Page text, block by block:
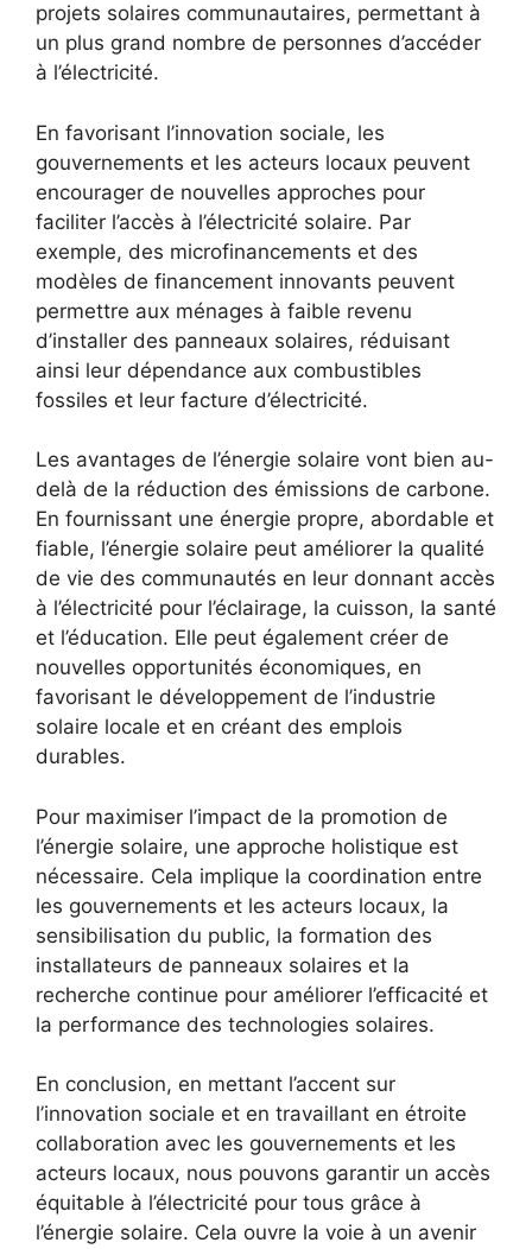
projets solaires communautaires, permettant​ à
un plus⁣ grand nombre de personnes d’accéder
à l’électricité.
En favorisant l’innovation sociale, les
gouvernements et les acteurs locaux peuvent
encourager de nouvelles approches pour
faciliter l’accès à l’électricité ⁤solaire.‍ Par
exemple, des microfinancements et des
modèles de financement‍ innovants peuvent
permettre ⁤aux ménages à faible revenu
d’installer des panneaux solaires, réduisant
ainsi leur dépendance aux combustibles
fossiles et leur facture d’électricité.
Les avantages de l’énergie solaire vont bien​ au-
delà de la réduction des émissions ‌de carbone.⁤
En ‌fournissant une énergie propre, abordable et
fiable, l’énergie solaire peut améliorer la qualité
de vie‍ des communautés en leur donnant accès
à l’électricité pour l’éclairage, la cuisson, la santé
et l’éducation. Elle peut également créer ‌de
nouvelles opportunités économiques, en
favorisant le développement de l’industrie⁢
solaire locale et en créant des emplois⁤
durables.
Pour maximiser l’impact de la promotion ⁣de
l’énergie solaire, une approche holistique est
nécessaire. Cela implique la coordination entre ​
les gouvernements et les acteurs locaux,⁢ la
sensibilisation du public, la ⁣formation des
installateurs de panneaux solaires et la
recherche continue pour améliorer l’efficacité et
la performance des‍ technologies solaires.
En conclusion, en mettant l’accent sur
l’innovation sociale et en travaillant en étroite
collaboration avec les gouvernements et les
acteurs locaux, nous pouvons garantir​ un accès
équitable à l’électricité pour tous grâce à
l’énergie solaire. Cela ouvre la voie à un avenir